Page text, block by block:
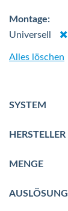
Montage
Universell
Dies
Alles löschen
SYSTEM
HERSTELLER
MENGE
AUSLÖSUNG